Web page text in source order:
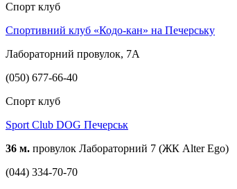
Спорт клуб
Спортивний клуб «Кодо-кан» на Печерську
Лабораторний провулок, 7А
(050) 677-66-40
Спорт клуб
Sport Club DOG Печерськ
36 м. провулок Лабораторний 7 (ЖК Alter Ego)
(044) 334-70-70